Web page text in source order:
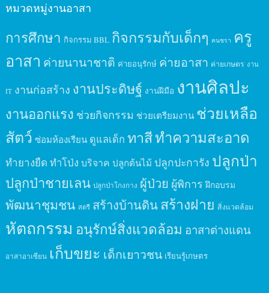
หมวดหมู่งานอาสา
การศึกษา กิจกรรม BBL กิจกรรมกับเด็กๆ คนชรา ครู
อาสา ค่ายนานาชาติ ค่ายอนุรักษ์ ค่ายอาสา ค่ายเกษตร งาน
IT งานก่อสร้าง งานประดิษฐ์ งานฝีมือ งานศิลปะ
งานออกแรง ช่วยกิจกรรม ช่วยเตรียมงาน ช่วยเหลือ
สัตว์ ซ่อมห้องเรียน ดูแลเด็ก ทาสีทำความสะอาด
ทำยางยืด ทำโป่ง บริจาค ปลูกต้นไม้ ปลูกปะการัง ปลูกป่า
ปลูกป่าชายเลน ปลูกป่าโกงกาง ผู้ป่วย ผู้พิการ ฝึกอบรม
พัฒนาชุมชน สตรี สร้างบ้านดินสร้างฝาย สิ่งแวดล้อม
หัตถกรรม อนุรักษ์สิ่งแวดล้อม อาสาต่างแดน
อาสาอาเซียน เก็บขยะ เด็กเยาวชน เรียนรู้เกษตร